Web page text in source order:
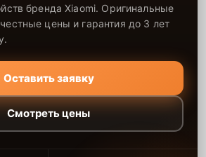
бренда Xiaomi. Оригинальные
цены и гарантия до 3 лет
Оставить заявку
Смотреть цены